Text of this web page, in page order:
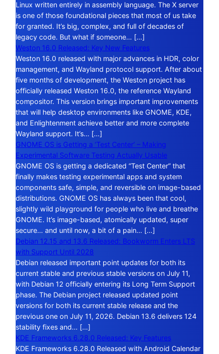
Linux written entirely in assembly language. The X server
is one of those foundational pieces that most of us take
for granted. It’s big, complex, and full of decades of
legacy code. But what if someone… […]
Weston 16.0 Released: Key New Features
Weston 16.0 released with major advances in HDR, color
management, and Wayland protocol support. After about
five months of development, the Weston project has
officially released Weston 16.0, the reference Wayland
compositor. This version brings important improvements
that will help desktop environments like GNOME, KDE,
and Enlightenment achieve better and more complete
Wayland support. It’s… […]
GNOME OS is Getting a ‘Test Center’ – Making
Experimental Software Testing Actually Usable
GNOME OS is getting a dedicated “Test Center” that
finally makes testing experimental apps and system
components safe, simple, and reversible on image-based
distributions. GNOME OS has always been that cool,
slightly wild playground for people who live and breathe
GNOME. It’s image-based, atomically updated, super
secure… and until now, a bit of a pain… […]
Debian 12.15 and 13.6 Released: Bookworm Enters LTS
with Support Until 2028
Debian released important point updates for both its
current stable and previous stable versions on July 11,
with Debian 12 officially entering its Long Term Support
phase. The Debian project released updated point
versions for both its current stable release and the
previous one on July 11, 2026. Debian 13.6 delivers 124
stability fixes and… […]
KDE Frameworks 6.28.0 Released: Key Features
KDE Frameworks 6.28.0 Released with Android Calendar